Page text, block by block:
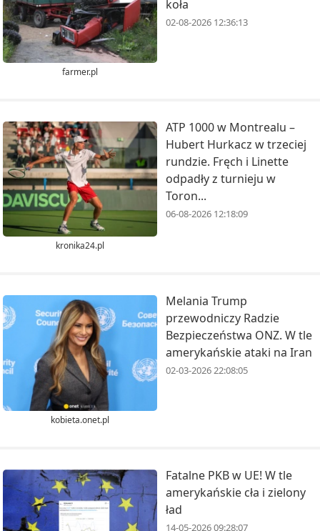
farmer.pl
koła
02-08-2026 12:36:13
kronika24.pl
ATP 1000 w Montrealu –
Hubert Hurkacz w trzeciej
rundzie. Fręch i Linette
odpadły z turnieju w
Toron...
06-08-2026 12:18:09
kobieta.onet.pl
Melania Trump
przewodniczy Radzie
Bezpieczeństwa ONZ. W tle
amerykańskie ataki na Iran
02-03-2026 22:08:05
Fatalne PKB w UE! W tle
amerykańskie cła i zielony
ład
14-05-2026 09:28:07